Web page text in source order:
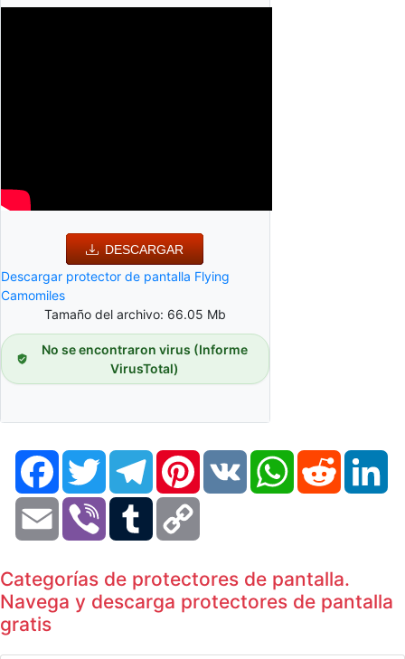
DESCARGAR
Descargar protector de pantalla Flying
Camomiles
Tamaño del archivo: 66.05 Mb
No se encontraron virus (Informe
VirusTotal)
FacebookTwitter TelegramPinterestVK WhatsAppReddit
Email Viber Tumblr
Categorías de protectores de pantalla.
Navega y descarga protectores de pantalla
gratis